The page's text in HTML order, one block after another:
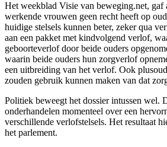
Het weekblad Visie van beweging.net, gaf
werkende vrouwen geen recht heeft op
huidige stelsels kunnen beter, zeker qua
aan een pakket met kindvolgend verlof,
geboorteverlof door beide ouders
waarin beide ouders hun zorgverlof
een uitbreiding van het verlof. Ook
zouden gebruik kunnen maken van dat
Politiek beweegt het dossier intussen wel.
onderhandelen momenteel over een
verschillende verlofstelsels. Het resultaat
het parlement.